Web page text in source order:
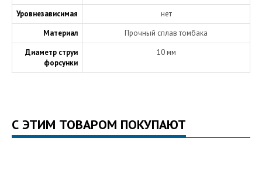
Уровнезависимая
нет
Материал
Прочный сплав томбака
Диаметр струи
форсунки
10 мм
С ЭТИМ ТОВАРОМ ПОКУПАЮТ